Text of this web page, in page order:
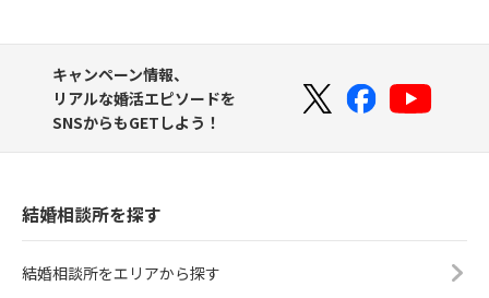
キャンペーン情報、
リアルな婚活エピソードを
SNSからもGETしよう！
結婚相談所を探す
結婚相談所をエリアから探す